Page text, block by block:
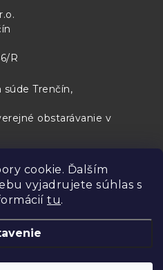
cookie. Ďalším
vyjadrujete súhlas s
tu.
R
súde Trenčín,
obstarávanie v
skúšobný ústav Piešťany
Upraviť